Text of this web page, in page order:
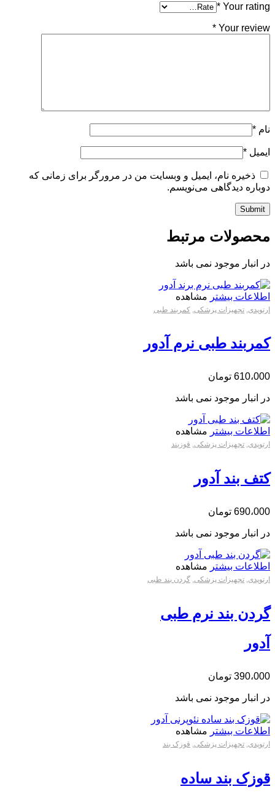
Your rating
*
Your review
*
نام *
ایمیل *
ذخیره نام، ایمیل و وبسایت من در مرورگر برای زمانی که
دوباره دیدگاهی می‌نویسم.
محصولات مرتبط
در انبار موجود نمی باشد
اطلاعات بیشتر مشاهده
ارتوپدی تجهیزات پزشکی کمربند طبی
کمربند طبی نرم آدور
610،000 تومان
در انبار موجود نمی باشد
اطلاعات بیشتر مشاهده
ارتوپدی, تجهیزات پزشکی, قوزبند
کتف بند آدور
690،000 تومان
در انبار موجود نمی باشد
اطلاعات بیشتر مشاهده
ارتوپدی, تجهیزات پزشکی, گردن بند طبی
گردن بند نرم طبی
آدور
390،000 تومان
در انبار موجود نمی باشد
اطلاعات بیشتر مشاهده
ارتوپدی, تجهیزات پزشکی, قوزک بند
قوزک بند ساده